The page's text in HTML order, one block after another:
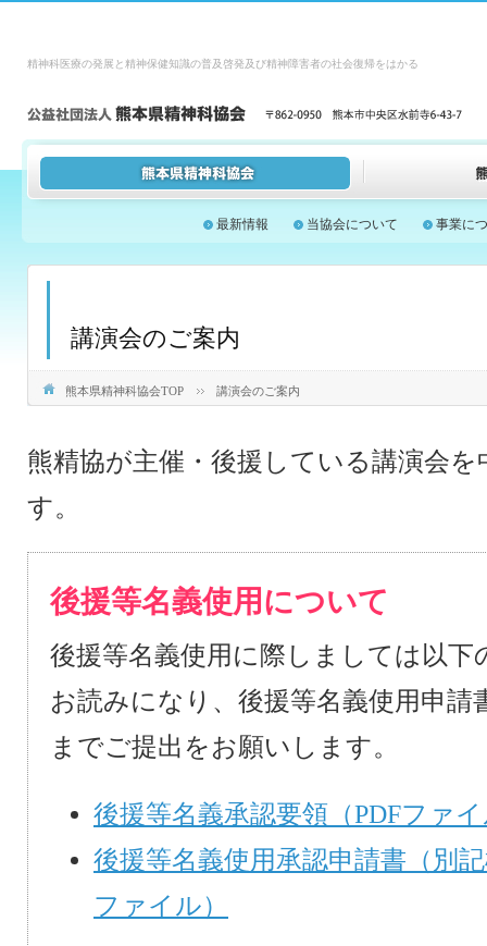
精神科医療の発展と精神保健知識の普及啓発及び精神障害者の社会復帰をはかる
最新情報 当協会について 事業に
講演会のご案内
熊本県精神科協会TOP 講演会のご案内
熊精協が主催・後援している講演会
す。
後援等名義使用について
後援等名義使用に際しましては以下
お読みになり、後援等名義使用申請
までご提出をお願いします。
後援等名義承認要領（PDFファ
後援等名義使用承認申請書（別
ファイル）